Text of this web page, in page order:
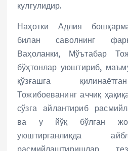
кулгулидир.
Наҳотки Адлия
билан саволнинг
Ваҳоланки, Мўътабар
бўҳтонлар уюштириб,
қўзғашга
Тожибоеванинг аччиқ
сўзга айлантириб
ва у йўқ бўлган
уюштирганликда